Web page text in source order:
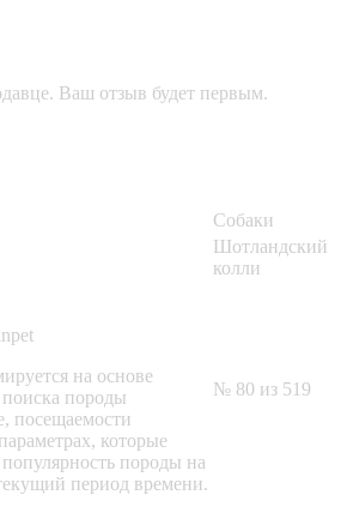
Ваш отзыв будет первым.
Собаки
Шотландский
колли
на основе
породы
посещаемости
которые
породы на
период времени.
№ 80 из 519